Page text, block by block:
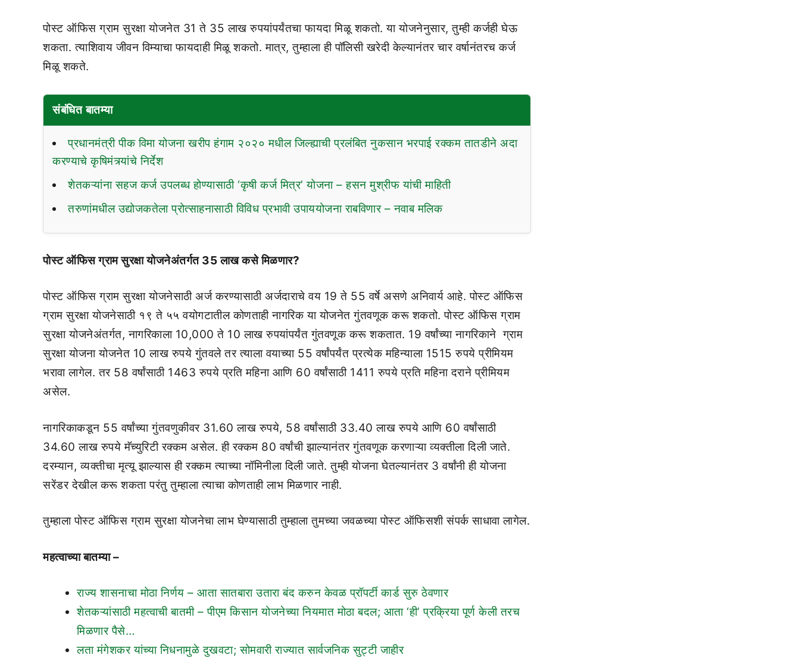
पोस्ट ऑफिस ग्राम सुरक्षा योजनेत 31 ते 35 लाख रुपयांपर्यंतचा फायदा मिळू शकतो. या योजनेनुसार, तुम्ही कर्जही घेऊ
शकता. त्याशिवाय जीवन विम्याचा फायदाही मिळू शकतो. मात्र, तुम्हाला ही पॉलिसी खरेदी केल्यानंतर चार वर्षानंतरच कर्ज
मिळू शकते.
संबंधित बातम्या
प्रधानमंत्री पीक विमा योजना खरीप हंगाम २०२० मधील जिल्ह्याची प्रलंबित नुकसान भरपाई रक्कम तातडीने अदा
करण्याचे कृषिमंत्र्यांचे निर्देश
शेतकऱ्यांना सहज कर्ज उपलब्ध होण्यासाठी ‘कृषी कर्ज मित्र’ योजना – हसन मुश्रीफ यांची माहिती
तरुणांमधील उद्योजकतेला प्रोत्साहनासाठी विविध प्रभावी उपाययोजना राबविणार – नवाब मलिक
पोस्ट ऑफिस ग्राम सुरक्षा योजनेअंतर्गत 35 लाख कसे मिळणार?
पोस्ट ऑफिस ग्राम सुरक्षा योजनेसाठी अर्ज करण्यासाठी अर्जदाराचे वय 19 ते 55 वर्षे असणे अनिवार्य आहे. पोस्ट ऑफिस
ग्राम सुरक्षा योजनेसाठी १९ ते ५५ वयोगटातील कोणताही नागरिक या योजनेत गुंतवणूक करू शकतो. पोस्ट ऑफिस ग्राम
सुरक्षा योजनेअंतर्गत, नागरिकाला 10,000 ते 10 लाख रुपयांपर्यंत गुंतवणूक करू शकतात. 19 वर्षांच्या नागरिकाने ग्राम
सुरक्षा योजना योजनेत 10 लाख रुपये गुंतवले तर त्याला वयाच्या 55 वर्षांपर्यंत प्रत्येक महिन्याला 1515 रुपये प्रीमियम
भरावा लागेल. तर 58 वर्षांसाठी 1463 रुपये प्रति महिना आणि 60 वर्षांसाठी 1411 रुपये प्रति महिना दराने प्रीमियम
असेल.
नागरिकाकडून 55 वर्षांच्या गुंतवणुकीवर 31.60 लाख रुपये, 58 वर्षांसाठी 33.40 लाख रुपये आणि 60 वर्षांसाठी
34.60 लाख रुपये मॅच्युरिटी रक्कम असेल. ही रक्कम 80 वर्षांची झाल्यानंतर गुंतवणूक करणाऱ्या व्यक्तीला दिली जाते.
दरम्यान, व्यक्तीचा मृत्यू झाल्यास ही रक्कम त्याच्या नॉमिनीला दिली जाते. तुम्ही योजना घेतल्यानंतर 3 वर्षांनी ही योजना
सरेंडर देखील करू शकता परंतु तुम्हाला त्याचा कोणताही लाभ मिळणार नाही.
तुम्हाला पोस्ट ऑफिस ग्राम सुरक्षा योजनेचा लाभ घेण्यासाठी तुम्हाला तुमच्या जवळच्या पोस्ट ऑफिसशी संपर्क साधावा लागेल.
महत्वाच्या बातम्या –
राज्य शासनाचा मोठा निर्णय – आता सातबारा उतारा बंद करुन केवळ प्रॉपर्टी कार्ड सुरु ठेवणार
शेतकऱ्यांसाठी महत्वाची बातमी – पीएम किसान योजनेच्या नियमात मोठा बदल; आता ‘ही’ प्रक्रिया पूर्ण केली तरच
मिळणार पैसे…
लता मंगेशकर यांच्या निधनामुळे दुखवटा; सोमवारी राज्यात सार्वजनिक सुट्टी जाहीर